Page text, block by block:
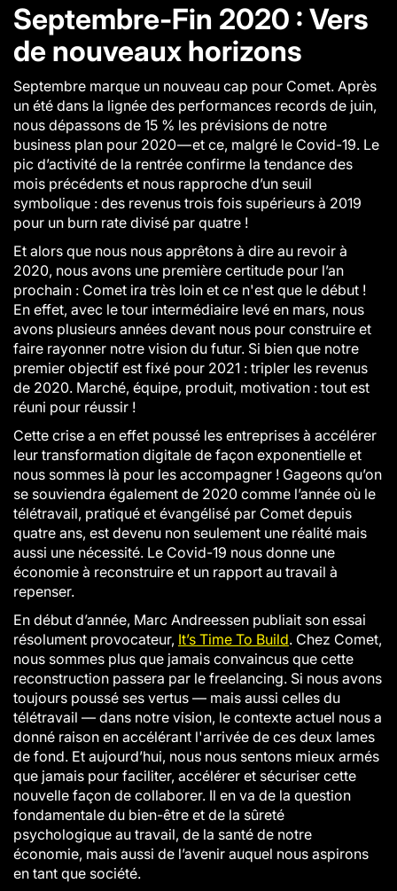
Septembre-Fin 2020 : Vers
de nouveaux horizons
Septembre marque un nouveau cap pour Comet. Après
un été dans la lignée des performances records de juin,
nous dépassons de 15 % les prévisions de notre
business plan pour 2020 — et ce, malgré le Covid-19. Le
pic d’activité de la rentrée confirme la tendance des
mois précédents et nous rapproche d’un seuil
symbolique : des revenus trois fois supérieurs à 2019
pour un burn rate divisé par quatre !
Et alors que nous nous apprêtons à dire au revoir à
2020, nous avons une première certitude pour l’an
prochain : Comet ira très loin et ce n'est que le début !
En effet, avec le tour intermédiaire levé en mars, nous
avons plusieurs années devant nous pour construire et
faire rayonner notre vision du futur. Si bien que notre
premier objectif est fixé pour 2021 : tripler les revenus
de 2020. Marché, équipe, produit, motivation : tout est
réuni pour réussir !
Cette crise a en effet poussé les entreprises à accélérer
leur transformation digitale de façon exponentielle et
nous sommes là pour les accompagner ! Gageons qu’on
se souviendra également de 2020 comme l’année où le
télétravail, pratiqué et évangélisé par Comet depuis
quatre ans, est devenu non seulement une réalité mais
aussi une nécessité. Le Covid-19 nous donne une
économie à reconstruire et un rapport au travail à
repenser.
En début d’année, Marc Andreessen publiait son essai
résolument provocateur, It’s Time To Build. Chez Comet,
nous sommes plus que jamais convaincus que cette
reconstruction passera par le freelancing. Si nous avons
toujours poussé ses vertus — mais aussi celles du
télétravail — dans notre vision, le contexte actuel nous a
donné raison en accélérant l'arrivée de ces deux lames
de fond. Et aujourd’hui, nous nous sentons mieux armés
que jamais pour faciliter, accélérer et sécuriser cette
nouvelle façon de collaborer. Il en va de la question
fondamentale du bien-être et de la sûreté
psychologique au travail, de la santé de notre
économie, mais aussi de l’avenir auquel nous aspirons
en tant que société.